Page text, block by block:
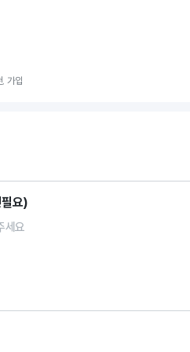
, 가입
요)